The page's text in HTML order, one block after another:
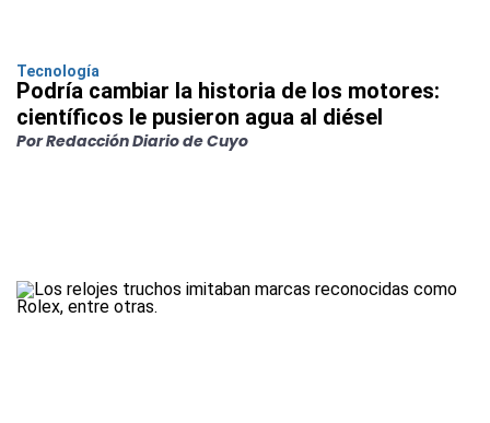
Tecnología
Podría cambiar la historia de los motores:
científicos le pusieron agua al diésel
Por Redacción Diario de Cuyo